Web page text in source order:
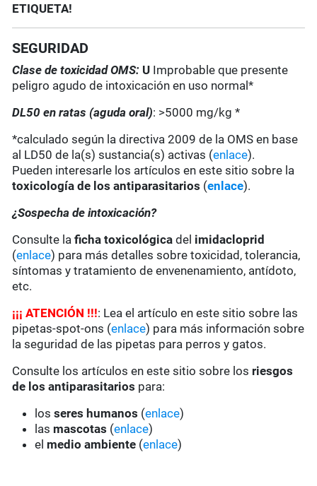
ETIQUETA!
SEGURIDAD
Clase de toxicidad OMS: U Improbable que presente
peligro agudo de intoxicación en uso normal*
DL50 en ratas (aguda oral): >5000 mg/kg *
*calculado según la directiva 2009 de la OMS en base
al LD50 de la(s) sustancia(s) activas (enlace).
Pueden interesarle los artículos en este sitio sobre la
toxicología de los antiparasitarios (enlace).
¿Sospecha de intoxicación?
Consulte laficha toxicológica del imidacloprid
(enlace) para más detalles sobre toxicidad, tolerancia,
síntomas y tratamiento de envenenamiento, antídoto,
etc.
¡¡¡ATENCIÓN !!!: Lea el artículo en este sitio sobre las
pipetas-spot-ons (enlace) para más información sobre
la seguridad de las pipetas para perros y gatos.
Consulte los artículos en este sitio sobre los riesgos
de los antiparasitarios para:
losseres humanos (enlace)
las mascotas (enlace)
el medio ambiente (enlace)